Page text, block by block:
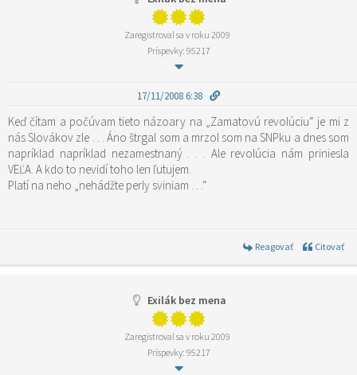
Zaregistroval sa v roku 2009
Príspevky: 95217
17/11/2008 6:38
Keď čítam a počúvam tieto názoary na „Zamatovú revolúciu“ je mi z
nás Slovákov zle . . . Áno štrgal som a mrzol som na SNPku a dnes som
napríklad napríklad nezamestnaný . . . Ale revolúcia nám priniesla
VEĽA. A kdo to nevidí toho len ľutujem.
Platí na neho „nehádžte perly sviniam . . .“
Reagovať Citovať
Exilák bez mena
Zaregistroval sa v roku 2009
Príspevky: 95217